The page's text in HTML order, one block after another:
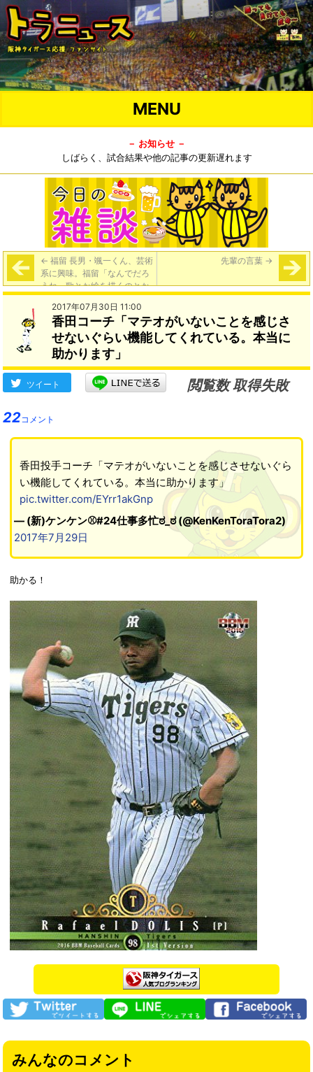
MENU
－ お知らせ －
しばらく、試合結果や他の記事の更新遅れます
← 福留 長男・颯一くん、芸術
系に興味。福留「なんでだろ
うね。歌とか絵を描くのとか
も好きなんだよね」
先輩の言葉 →
2017年07月30日 11:00
香田コーチ「マテオがいないことを感じさ
せないぐらい機能してくれている。本当に
助かります」
ツイート
閲覧数 取得失敗
22コメント
香田投手コーチ「マテオがいないことを感じさせないぐら
い機能してくれている。本当に助かります」
pic.twitter.com/EYrr1akGnp
— (新)ケンケン⚾#24仕事多忙ಠ_ಠ (@KenKenToraTora2)
2017年7月29日
助かる！
みんなのコメント